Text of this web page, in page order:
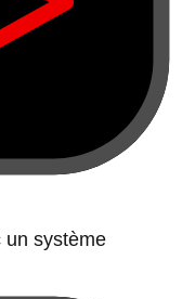
un système